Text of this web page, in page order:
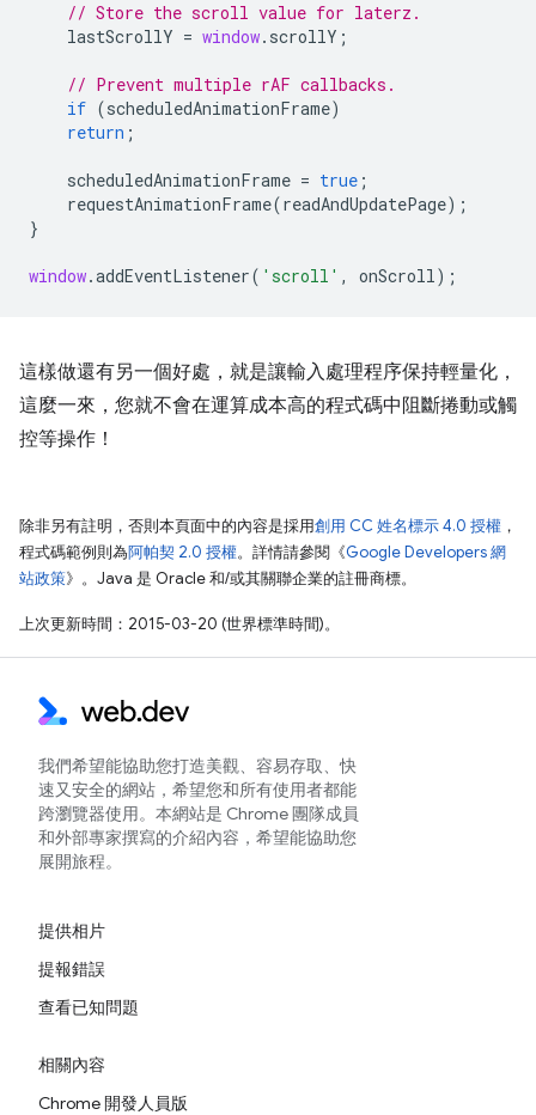
// Store the scroll value for laterz.
lastScrollY = window. scrollY ;
// Prevent multiple rAF callbacks.
if (scheduledAnimationFrame)
return ;
scheduledAnimationFrame = true ;
requestAnimationFrame(readAndUpdatePage);
}
window.addEventListener( 'scroll' , onScroll);
這樣做還有另一個好處，就是讓輸入處理程序保持輕量化，
這麼一來，您就不會在運算成本高的程式碼中阻斷捲動或觸
控等操作！
除非另有註明，否則本頁面中的內容是採用創用 CC 姓名標示 4.0 授權 ，
程式碼範例則為阿帕契 2.0 授權。詳情請參閱《Google Developers 網
站政策》。Java 是 Oracle 和/或其關聯企業的註冊商標。
上次更新時間：2015-03-20 (世界標準時間)。
我們希望能協助您打造美觀、容易存取、快
速又安全的網站，希望您和所有使用者都能
跨瀏覽器使用。本網站是 Chrome 團隊成員
和外部專家撰寫的介紹內容，希望能協助您
展開旅程。
提供相片
提報錯誤
查看已知問題
相關內容
Chrome 開發人員版